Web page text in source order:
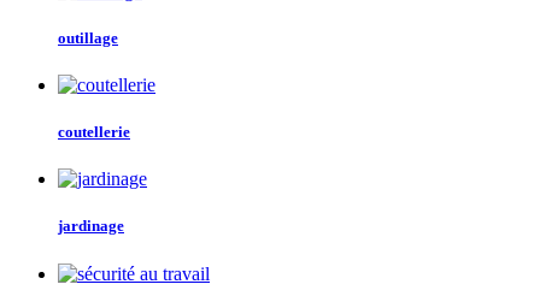
outillage
coutellerie
jardinage